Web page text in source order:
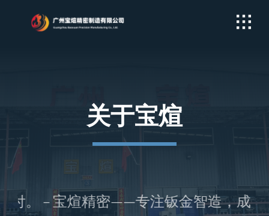
关于宝煊
。 – 宝煊精密——专注钣金智造，成就